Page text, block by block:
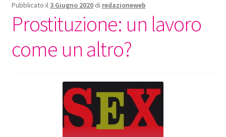
Pubblicato il 3 Giugno 2020 di redazioneweb
Prostituzione: un lavoro
come un altro?